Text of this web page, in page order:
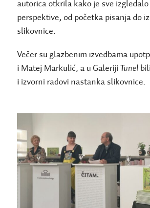
autorica otkrila kako je sve
perspektive, od početka pisanja do
slikovnice.
Večer su glazbenim izvedbama
i Matej Markulić, a u GalerijiTunel
i izvorni radovi nastanka slikovnice.